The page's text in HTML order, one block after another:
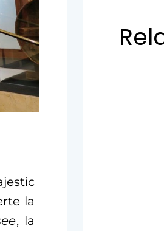
la
, la